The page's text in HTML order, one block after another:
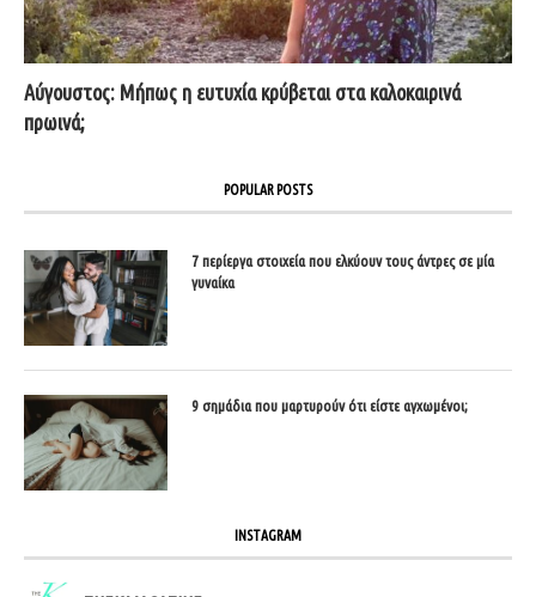
Αύγουστος: Μήπως η ευτυχία κρύβεται στα καλοκαιρινά
πρωινά;
POPULAR POSTS
7 περίεργα στοιχεία που ελκύουν τους άντρες σε μία
γυναίκα
9 σημάδια που μαρτυρούν ότι είστε αγχωμένοι;
INSTAGRAM